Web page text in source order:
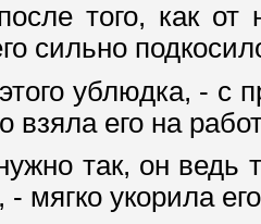
того, как от
сильно
ублюдка, - с
взяла его на
так, он ведь
мягко укорила